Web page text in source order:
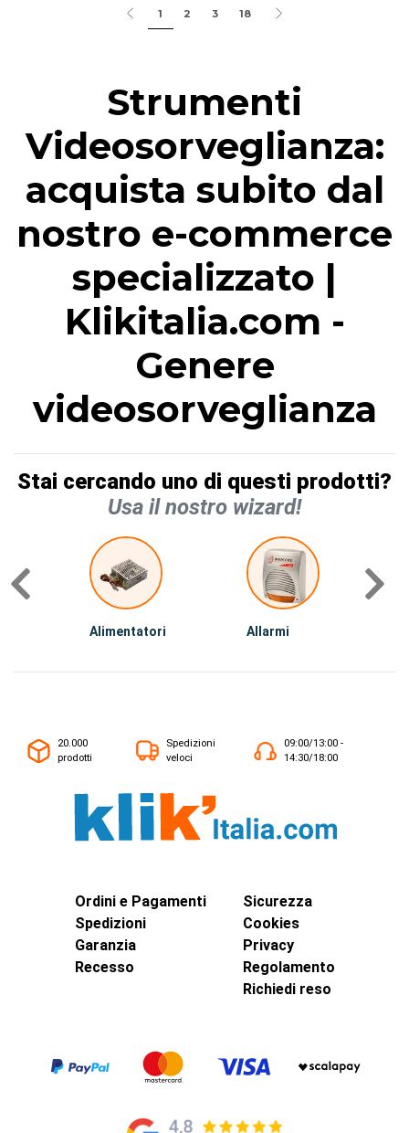
1 2 3 18
Strumenti
Videosorveglianza:
acquista subito dal
nostro e-commerce
specializzato |
Klikitalia.com -
Genere
videosorveglianza
Stai cercando uno di questi prodotti?
Usa il nostro wizard!
Alimentatori Allarmi
20.000
prodotti
Spedizioni
veloci
09:00/13:00 -
14:30/18:00
Ordini e Pagamenti
Spedizioni
Garanzia
Recesso
Sicurezza
Cookies
Privacy
Regolamento
Richiedi reso